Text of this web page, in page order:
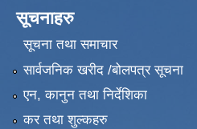
सूचनाहरु
सूचना तथा समाचार
सार्वजनिक खरीद /बोलपत्र सूचना
एन, कानुन तथा निर्देशिका
कर तथा शुल्कहरु